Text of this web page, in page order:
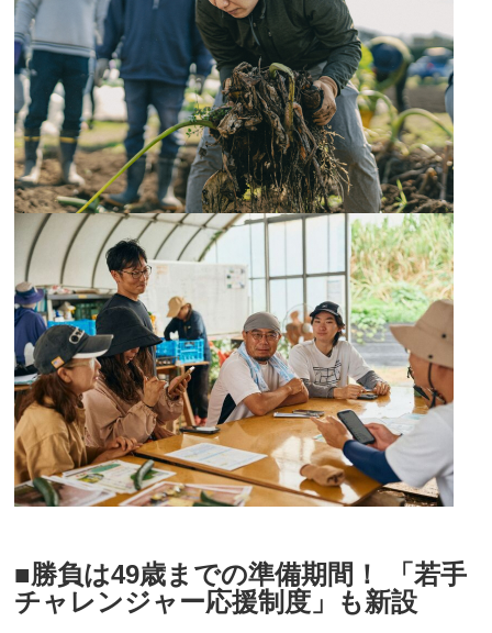
■勝負は49歳までの準備期間！ 「若手
チャレンジャー応援制度」も新設